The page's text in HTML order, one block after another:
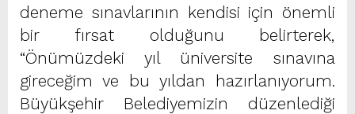
deneme sınavlarının kendisi için önemli
bir fırsat olduğunu belirterek,
“Önümüzdeki yıl üniversite sınavına
gireceğim ve bu yıldan hazırlanıyorum.
Büyükşehir Belediyemizin düzenlediği